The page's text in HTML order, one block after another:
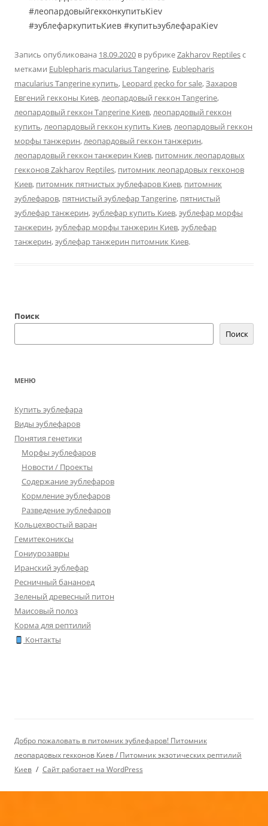
#леопардовыйгекконкупитьKiev
#эублефаркупитьКиев #купитьэублефараKiev
Запись опубликована 18.09.2020 в рубрикеZakharov Reptilesс
метками Eublepharis macularius Tangerine, Eublepharis
macularius Tangerine купить, Leopard gecko for sale,Захаров
Евгений гекконы Киев,леопардовый геккон Tangerine,
леопардовый геккон Tangerine Киев,леопардовый геккон
купить,леопардовый геккон купить Киев,леопардовый геккон
морфы танжерин,леопардовый геккон танжерин,
леопардовый геккон танжерин Киев, питомник леопардовых
гекконов Zakharov Reptiles, питомник леопардовых гекконов
Киев, питомник пятнистых эублефаров Киев, питомник
эублефаров, пятнистый эублефар Tangerine, пятнистый
эублефар танжерин,эублефар купить Киев,эублефар морфы
танжерин,эублефар морфы танжерин Киев,эублефар
танжерин,эублефар танжерин питомник Киев.
Поиск
Поиск
МЕНЮ
Купить эублефара
Виды эублефаров
Понятия генетики
Морфы эублефаров
Новости / Проекты
Содержание эублефаров
Кормление эублефаров
Разведение эублефаров
Кольцехвостый варан
Гемитекониксы
Гониурозавры
Иранский эублефар
Ресничный бананоед
Зеленый древесный питон
Маисовый полоз
Корма для рептилий
Контакты
Добро пожаловать в питомник эублефаров! Питомник
леопардовых гекконов Киев / Питомник экзотических рептилий
Киев
Сайт работает на WordPress